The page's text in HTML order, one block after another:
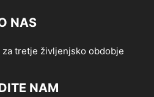
NAS
tretje življenjsko obdobje
NAM